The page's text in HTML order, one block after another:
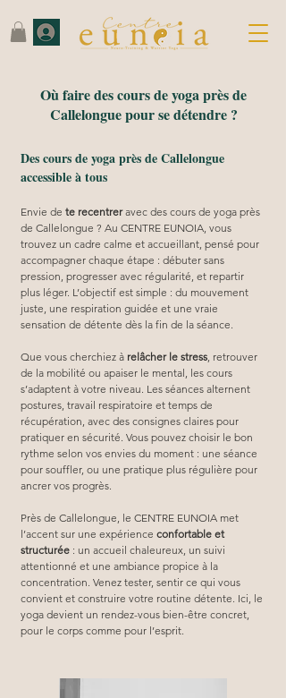
Où faire des cours de yoga près de
Callelongue pour se détendre ?
Des cours de yoga près de Callelongue
accessible à tous
Envie de te recentrer avec des cours de yoga près
de Callelongue ? Au CENTRE EUNOIA, vous
trouvez un cadre calme et accueillant, pensé pour
accompagner chaque étape : débuter sans
pression, progresser avec régularité, et repartir
plus léger. L’objectif est simple : du mouvement
juste, une respiration guidée et une vraie
sensation de détente dès la fin de la séance.
Que vous cherchiez à relâcher le stress , retrouver
de la mobilité ou apaiser le mental, les cours
s’adaptent à votre niveau. Les séances alternent
postures, travail respiratoire et temps de
récupération, avec des consignes claires pour
pratiquer en sécurité. Vous pouvez choisir le bon
rythme selon vos envies du moment : une séance
pour souffler, ou une pratique plus régulière pour
ancrer vos progrès.
Près de Callelongue, le CENTRE EUNOIA met
l’accent sur une expérience confortable et
structurée : un accueil chaleureux, un suivi
attentionné et une ambiance propice à la
concentration. Venez tester, sentir ce qui vous
convient et construire votre routine détente. Ici, le
yoga devient un rendez-vous bien-être concret,
pour le corps comme pour l’esprit.